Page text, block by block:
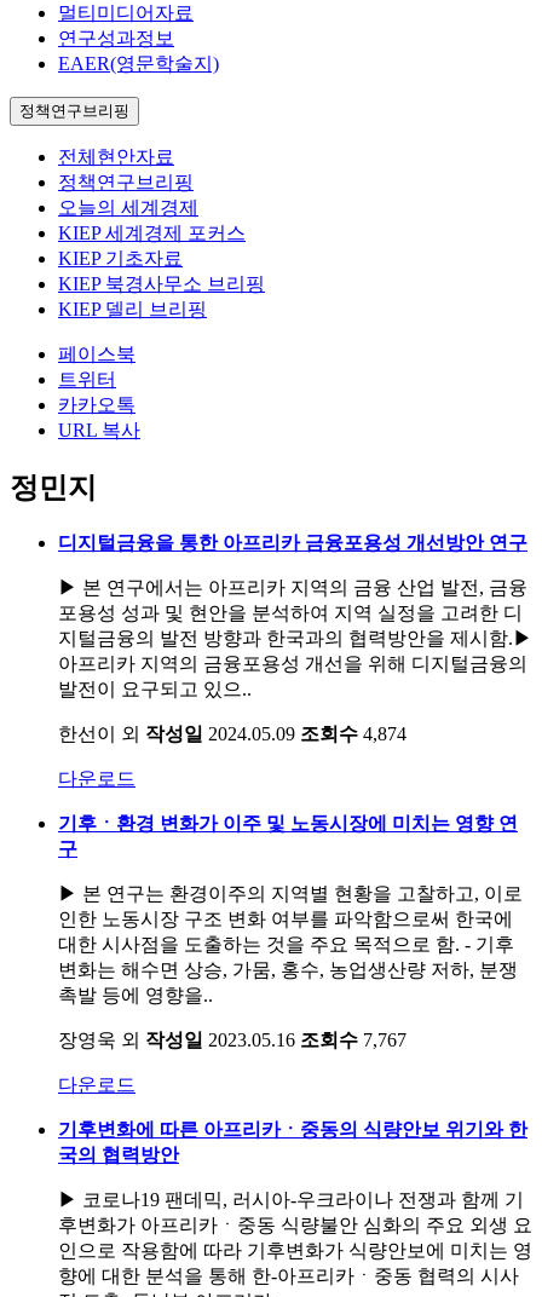
멀티미디어자료
연구성과정보
EAER(영문학술지)
정책연구브리핑
전체현안자료
정책연구브리핑
오늘의 세계경제
KIEP 세계경제 포커스
KIEP 기초자료
KIEP 북경사무소 브리핑
KIEP 델리 브리핑
페이스북
트위터
카카오톡
URL 복사
정민지
디지털금융을 통한 아프리카 금융포용성 개선방안 연구
▶ 본 연구에서는 아프리카 지역의 금융 산업 발전, 금융
포용성 성과 및 현안을 분석하여 지역 실정을 고려한 디
지털금융의 발전 방향과 한국과의 협력방안을 제시함.▶
아프리카 지역의 금융포용성 개선을 위해 디지털금융의
발전이 요구되고 있으..
한선이 외 작성일 2024.05.09 조회수 4,874
다운로드
기후ㆍ환경 변화가 이주 및 노동시장에 미치는 영향 연
구
▶ 본 연구는 환경이주의 지역별 현황을 고찰하고, 이로
인한 노동시장 구조 변화 여부를 파악함으로써 한국에
대한 시사점을 도출하는 것을 주요 목적으로 함. - 기후
변화는 해수면 상승, 가뭄, 홍수, 농업생산량 저하, 분쟁
촉발 등에 영향을..
장영욱 외 작성일 2023.05.16 조회수 7,767
다운로드
기후변화에 따른 아프리카ㆍ중동의 식량안보 위기와 한
국의 협력방안
▶ 코로나19 팬데믹, 러시아-우크라이나 전쟁과 함께 기
후변화가 아프리카ㆍ중동 식량불안 심화의 주요 외생 요
인으로 작용함에 따라 기후변화가 식량안보에 미치는 영
향에 대한 분석을 통해 한-아프리카ㆍ중동 협력의 시사